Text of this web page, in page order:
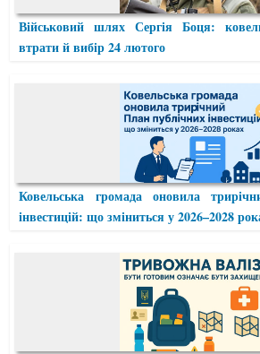
Військовий шлях Сергія Боця:
втрати й вибір 24 лютого
Ковельська громада оновила
інвестицій: що зміниться у 2026–2028